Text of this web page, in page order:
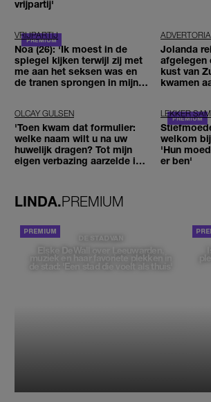
vrijpartij'
VRIJPARTIJ
Noa (26): 'Ik moest in de
spiegel kijken terwijl zij met
me aan het seksen was en
de tranen sprongen in mijn
Jolanda
afgelegen
kust van
kwamen
OLCAY GULSEN
'Toen kwam dat formulier:
welke naam wilt u na uw
huwelijk dragen? Tot mijn
eigen verbazing aarzelde ik
LEKKER
welkom
'Hun
er ben'
LINDA.PREMIUM
DE STAD VAN
Elske DeWall over Leeuwarden,
muziek en haar favoriete plekken in
de stad: 'Een stad die voelt als thuis'